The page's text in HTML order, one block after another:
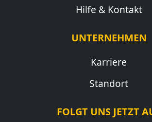
Hilfe & Kontakt
UNTERNEHMEN
Karriere
Standort
FOLGT UNS JETZT